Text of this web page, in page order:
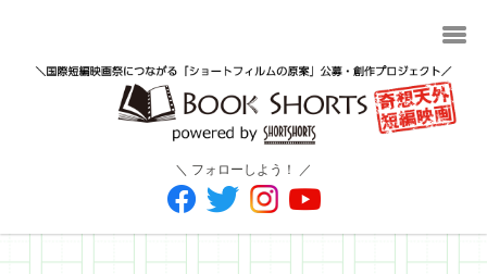
＼ フォローしよう！ ／